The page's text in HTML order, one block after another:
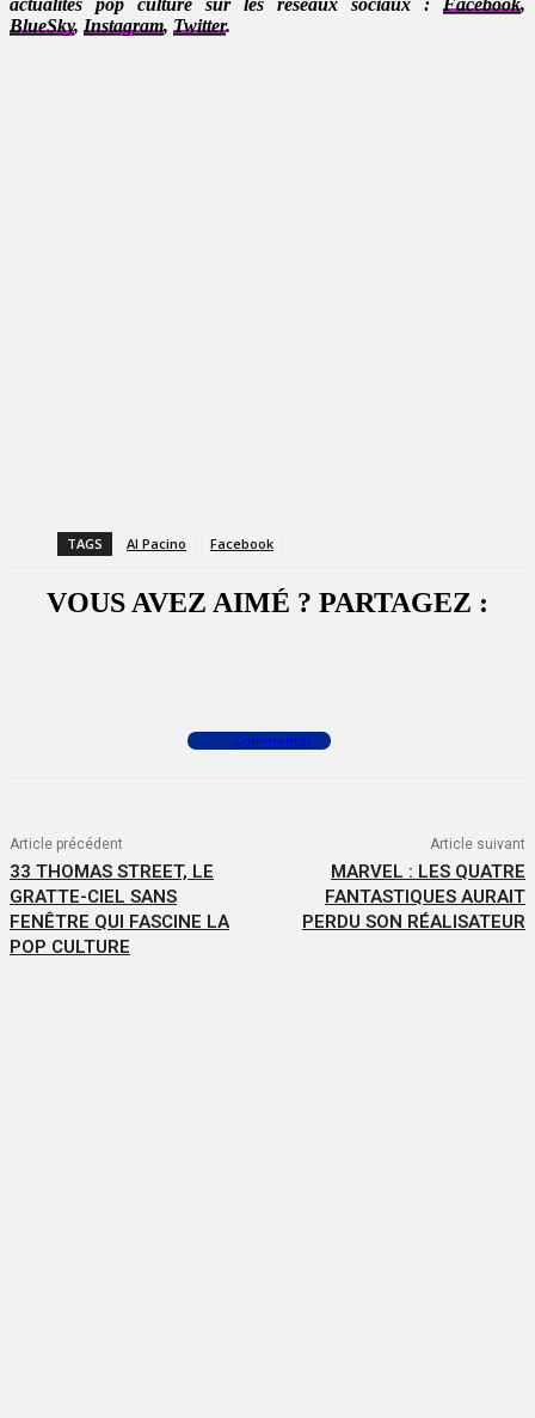
actualités pop culture sur les réseaux sociaux : Facebook,
BlueSky, Instagram, Twitter.
TAGS Al Pacino Facebook
VOUS AVEZ AIMÉ ? PARTAGEZ :
Commenter
Article précédent
33 THOMAS STREET, LE
GRATTE-CIEL SANS
FENÊTRE QUI FASCINE LA
POP CULTURE
Article suivant
MARVEL : LES QUATRE
FANTASTIQUES AURAIT
PERDU SON RÉALISATEUR